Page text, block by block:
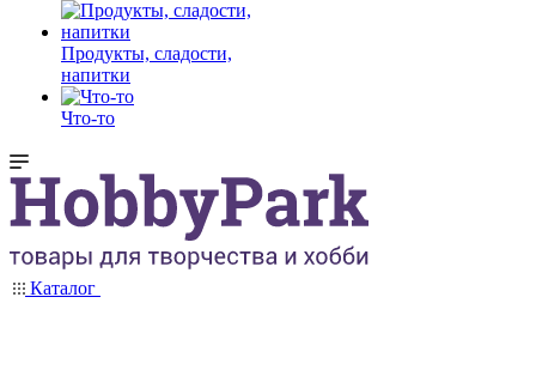
Продукты, сладости,
напитки
Что-то
Каталог